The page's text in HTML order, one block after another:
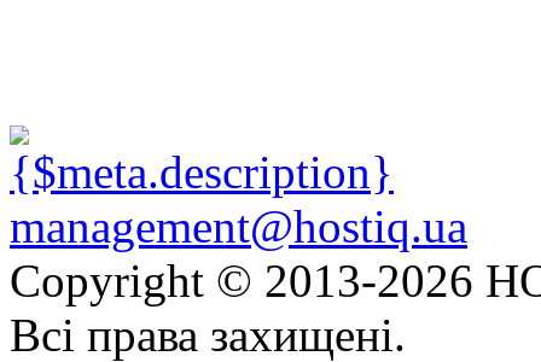
management@hostiq.ua
Copyright © 2013-2026
Всі права захищені.